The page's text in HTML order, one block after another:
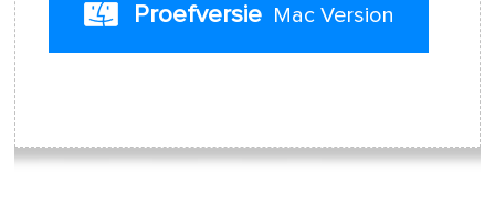
Proefversie Mac Version